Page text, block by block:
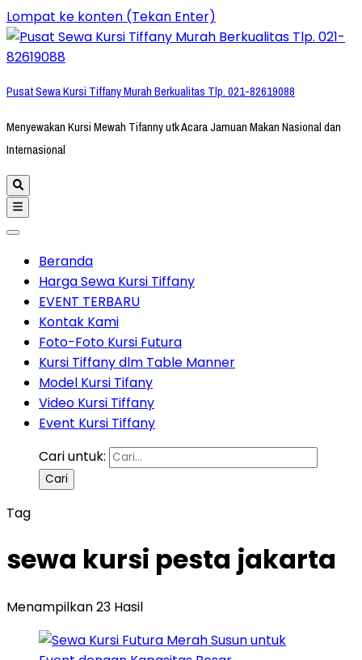
Lompat ke konten (Tekan Enter)
Pusat Sewa Kursi Tiffany Murah Berkualitas Tlp. 021-82619088
Menyewakan Kursi Mewah Tifanny utk Acara Jamuan Makan Nasional dan
Internasional
Beranda
Harga Sewa Kursi Tiffany
EVENT TERBARU
Kontak Kami
Foto-Foto Kursi Futura
Kursi Tiffany dlm Table Manner
Model Kursi Tifany
Video Kursi Tiffany
Event Kursi Tiffany
Cari untuk:
Tag
sewa kursi pesta jakarta
Menampilkan 23 Hasil